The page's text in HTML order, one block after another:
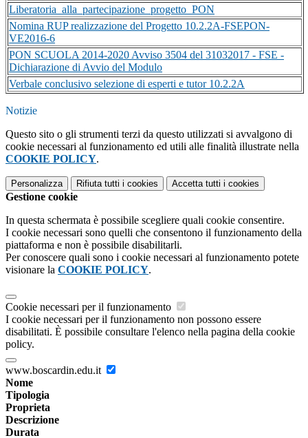
Liberatoria_alla_partecipazione_progetto_PON
Nomina RUP realizzazione del Progetto 10.2.2A-FSEPON-
VE2016-6
PON SCUOLA 2014-2020 Avviso 3504 del 31032017 - FSE -
Dichiarazione di Avvio del Modulo
Verbale conclusivo selezione di esperti e tutor 10.2.2A
Notizie
Questo sito o gli strumenti terzi da questo utilizzati si avvalgono di
cookie necessari al funzionamento ed utili alle finalità illustrate nella
COOKIE POLICY.
Personalizza Rifiuta tutti i cookies Accetta tutti i cookies
Gestione cookie
In questa schermata è possibile scegliere quali cookie consentire.
I cookie necessari sono quelli che consentono il funzionamento della
piattaforma e non è possibile disabilitarli.
Per conoscere quali sono i cookie necessari al funzionamento potete
visionare la COOKIE POLICY.
Cookie necessari per il funzionamento
I cookie necessari per il funzionamento non possono essere
disabilitati. È possibile consultare l'elenco nella pagina della cookie
policy.
www.boscardin.edu.it
Nome
Tipologia
Proprieta
Descrizione
Durata